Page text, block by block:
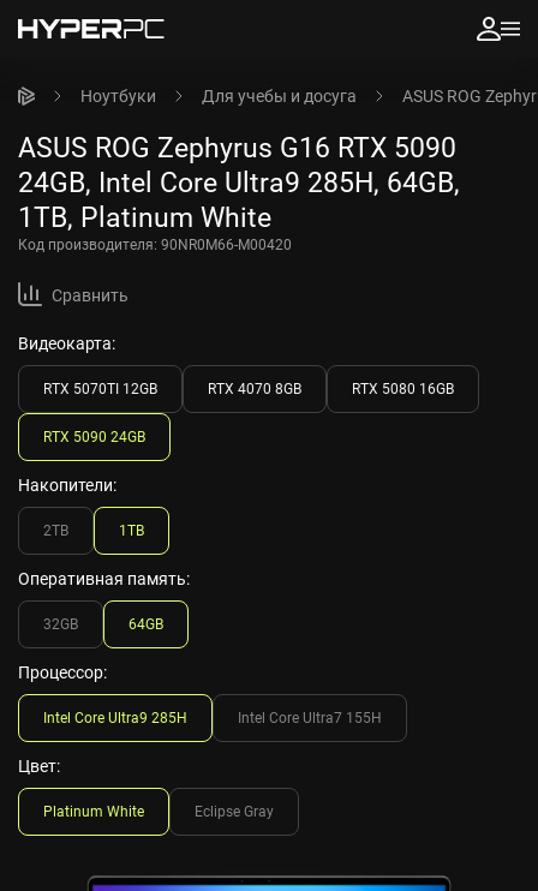
Ноутбуки Для учебы и досуга ASUS ROG
ASUS ROG Zephyrus G16 RTX 5090
24GB, Intel Core Ultra9 285H, 64GB,
1TB, Platinum White
Код производителя: 90NR0M66-M00420
Сравнить
Видеокарта:
RTX 5070TI 12GB RTX 4070 8GB RTX 5080 16GB
RTX 5090 24GB
Накопители:
2TB 1TB
Оперативная память:
32GB 64GB
Процессор:
Intel Core Ultra9 285H Intel Core Ultra7 155H
Цвет:
Platinum White Eclipse Gray